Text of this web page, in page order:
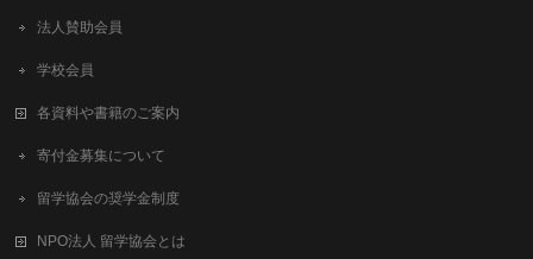
法人賛助会員
学校会員
各資料や書籍のご案内
寄付金募集について
留学協会の奨学金制度
NPO法人 留学協会とは